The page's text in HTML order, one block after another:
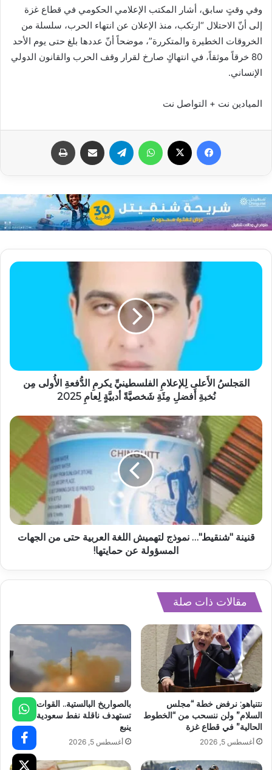
وفي وقتٍ سابق، أشار المكتب الإعلامي الحكومي في قطاع غزة
إلى أنّ الاحتلال “ارتكب، منذ الإعلان عن انتهاء الحرب، سلسلة من
الخروقات الخطيرة والمتكررة”، موضحاً أنّ عددها بلغ حتى يوم الأحد
80 خرقاً موثقاً، في انتهاكٍ صارخ لقرار وقف الحرب والقانون الدولي
الإنساني.
الميادين نت + التواصل نت
فيسبوك واتساب تيلقرام مشاركة عبر البريد
المَجلسُ الأَعلى لِلإعلامِ الفلسطينيِّ يكرمِ الدُّفعةِ الأُولى مِن
نُخبةِ أَفضلِ مِئَةِ شَخصيَّةً أدبيَّةٍ لِعامِ 2025
قنينة "شنقيط"… نموذج لتهميش اللغة العربية حتى من الجهات
المسؤولة عن حمايتها!
مقالات ذات صلة
نتنياهو: نرفض خطة “مجلس
السلام” ولن ننسحب من “الخطوط
الحالية” في قطاع غزة
أغسطس 5, 2026
بالصواريخ البالستية.. القوات اليمنية
تستهدف ناقلة نفط سعودية قبالة
ينبع
أغسطس 5, 2026